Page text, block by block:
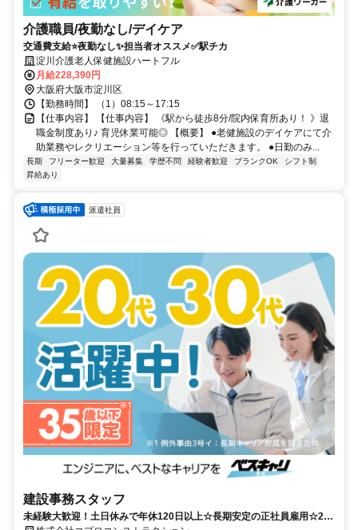
介護職員/夜勤なし/デイケア
交通費支給⭐️夜勤なし✨担当者オススメ✅️駅チカ
淀川介護老人保健施設ハートフル
月給228,390円
大阪府大阪市淀川区
【勤務時間】 （1）08:15～17:15
【仕事内容】 【仕事内容】 《駅から徒歩8分/院内保育所あり！ 》退
職金制度あり♪ 育児休業可能◎ 【概要】 ●老健施設のデイケアにて介
助業務やレクリエーション等を行っていただきます。 ●日勤のみ...
長期 フリーター歓迎 大量募集 学歴不問 経験者歓迎 ブランクOK
シフト制
昇給あり
派遣社員
建設事務スタッフ
未経験大歓迎！土日休みで年休120日以上☆長期安定の正社員雇用☆20